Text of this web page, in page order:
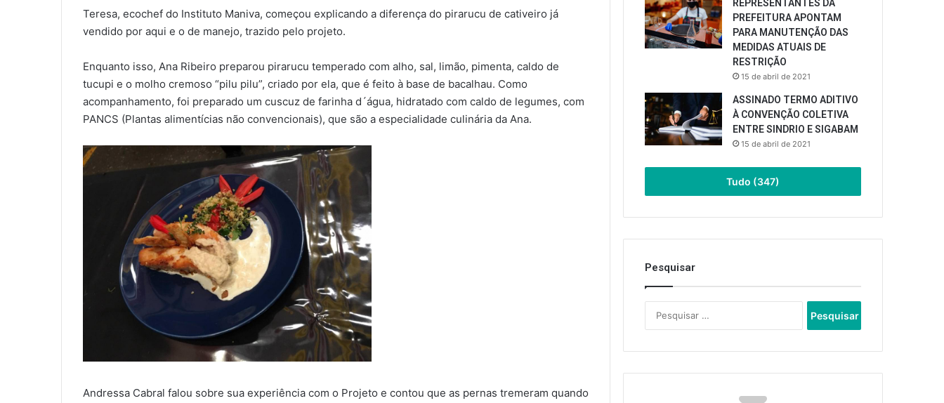
Teresa, ecochef do Instituto Maniva, começou explicando a diferença do pirarucu de cativeiro já
vendido por aqui e o de manejo, trazido pelo projeto.
Enquanto isso, Ana Ribeiro preparou pirarucu temperado com alho, sal, limão, pimenta, caldo de
tucupi e o molho cremoso “pilu pilu”, criado por ela, que é feito à base de bacalhau. Como
acompanhamento, foi preparado um cuscuz de farinha d´água, hidratado com caldo de legumes, com
PANCS (Plantas alimentícias não convencionais), que são a especialidade culinária da Ana.
Andressa Cabral falou sobre sua experiência com o Projeto e contou que as pernas tremeram quando
REPRESENTANTES DA
PREFEITURA APONTAM
PARA MANUTENÇÃO DAS
MEDIDAS ATUAIS DE
RESTRIÇÃO
15 de abril de 2021
ASSINADO TERMO ADITIVO
À CONVENÇÃO COLETIVA
ENTRE SINDRIO E SIGABAM
15 de abril de 2021
Tudo (347)
Pesquisar
por: